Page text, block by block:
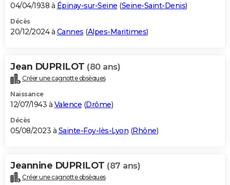
04/04/1938 à Épinay-sur-Seine (Seine-Saint-Denis)
Décès
20/12/2024 à Cannes (Alpes-Maritimes)
Jean DUPRILOT (80 ans)
Créer une cagnotte obsèques
Naissance
12/07/1943 à Valence (Drôme)
Décès
05/08/2023 à Sainte-Foy-lès-Lyon (Rhône)
Jeannine DUPRILOT (87 ans)
Créer une cagnotte obsèques